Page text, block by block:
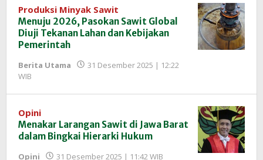
Produksi Minyak Sawit
Menuju 2026, Pasokan Sawit Global
Diuji Tekanan Lahan dan Kebijakan
Pemerintah
Berita Utama
31 Desember 2025 | 12:22
WIB
InfoSAWIT
Opini
Menakar Larangan Sawit di Jawa Barat
dalam Bingkai Hierarki Hukum
Opini 31 Desember 2025 | 11:42 WIB